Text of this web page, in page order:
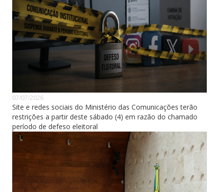
07/07/2026
Site e redes sociais do Ministério das Comunicações terão
restrições a partir deste sábado (4) em razão do chamado
período de defeso eleitoral